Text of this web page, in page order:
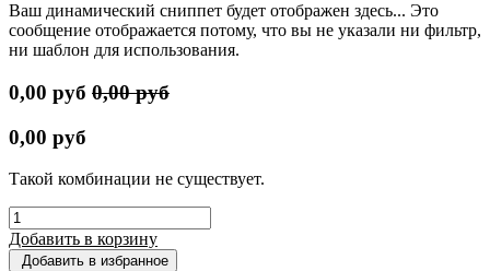
Ваш динамический сниппет будет отображен здесь... Это
сообщение отображается потому, что вы не указали ни фильтр,
ни шаблон для использования.
0,00 руб 0,00руб
0,00 руб
Такой комбинации не существует.
Добавить в корзину
Добавить в избранное